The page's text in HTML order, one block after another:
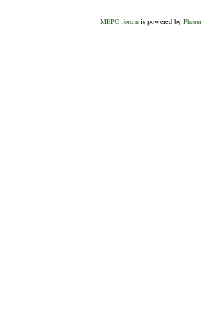
MEPO forum is powered by